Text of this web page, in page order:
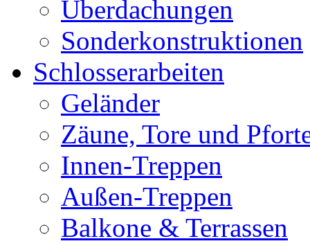
Überdachungen
Sonderkonstruktionen
Schlosserarbeiten
Geländer
Zäune, Tore und
Innen-Treppen
Außen-Treppen
Balkone & Terrassen